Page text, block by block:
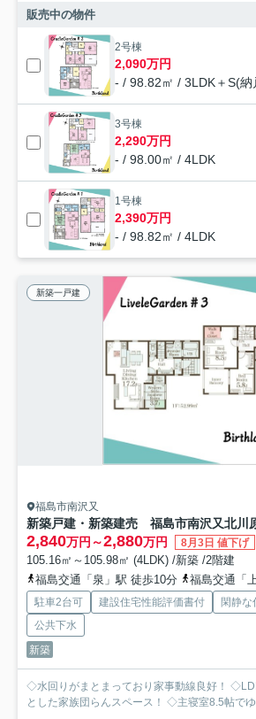
販売中の物件
2号棟
2,090万円
- / 98.82㎡ / 3LDK＋S(納
3号棟
2,290万円
- / 98.00㎡ / 4LDK
1号棟
2,390万円
- / 98.82㎡ / 4LDK
新築一戸建
福島市南沢又
2,840万円～2,880万円 8月3日 値下げ
105.16㎡～105.98㎡ (4LDK) /新築 /2階建
福島交通「泉」駅 徒歩10分
福島交通「
駐車2台可 建設住宅性能評価書付 閑静な
公共下水
新築
◇水回りがまとまっており家事動線良好！
とした家族団らんスペース！ ◇主寝室8.5帖で